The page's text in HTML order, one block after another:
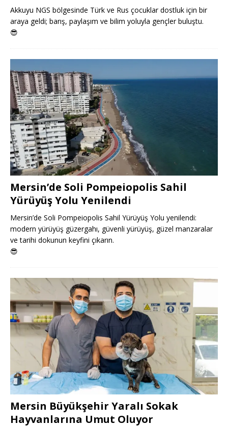
Akkuyu NGS bölgesinde Türk ve Rus çocuklar dostluk için bir
araya geldi; barış, paylaşım ve bilim yoluyla gençler buluştu.
😎
Mersin’de Soli Pompeiopolis Sahil
Yürüyüş Yolu Yenilendi
Mersin’de Soli Pompeiopolis Sahil Yürüyüş Yolu yenilendi:
modern yürüyüş güzergahı, güvenli yürüyüş, güzel manzaralar
ve tarihi dokunun keyfini çıkarın.
😎
Mersin Büyükşehir Yaralı Sokak
Hayvanlarına Umut Oluyor